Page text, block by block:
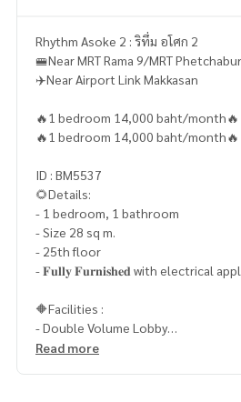
Rhythm Asoke 2 : ริทึ่ม อโศก 2
🚝Near MRT Rama 9/MRT
✈️Near Airport Link Makkasan
🔥1 bedroom 14,000 baht/month🔥
🔥1 bedroom 14,000 baht/month🔥
ID : BM5537
🌻Details:
- 1 bedroom, 1 bathroom
- Size 28 sq m.
- 25th floor
- 𝐅𝐮𝐥𝐥𝐲 𝐅𝐮𝐫𝐧𝐢𝐬𝐡𝐞𝐝 with electrical
🔶Facilities :
- Double Volume Lobby
- Mailbox
Read more